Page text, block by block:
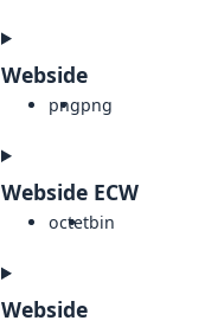
Webside
pngpng
Webside ECW
octetbin
Webside